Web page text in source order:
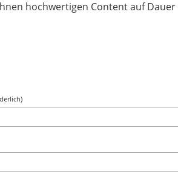
hochwertigen Content auf